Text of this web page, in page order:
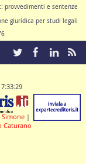
provvedimenti e sentenze
giuridica per studi legali
|
Caturano